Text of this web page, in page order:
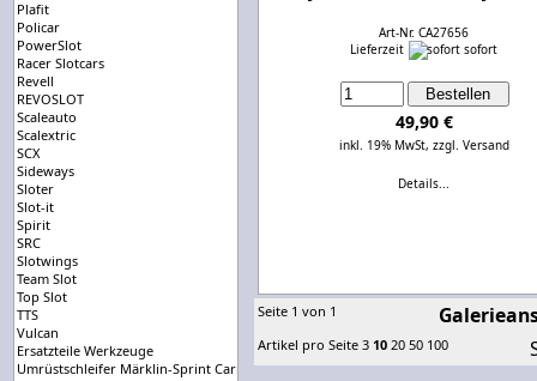
Plafit
Policar
PowerSlot
Racer Slotcars
Revell
REVOSLOT
Scaleauto
Scalextric
SCX
Sideways
Sloter
Slot-it
Spirit
SRC
Slotwings
Team Slot
Top Slot
TTS
Vulcan
Ersatzteile Werkzeuge
Umrüstschleifer Märklin-Sprint Carrera-Universal
Art-Nr. CA27656
Lieferzeit
sofort
49,90 €
inkl. 19% MwSt, zzgl. Versand
Details...
Seite 1 von 1
Artikel pro Seite 3 10 20 50 100